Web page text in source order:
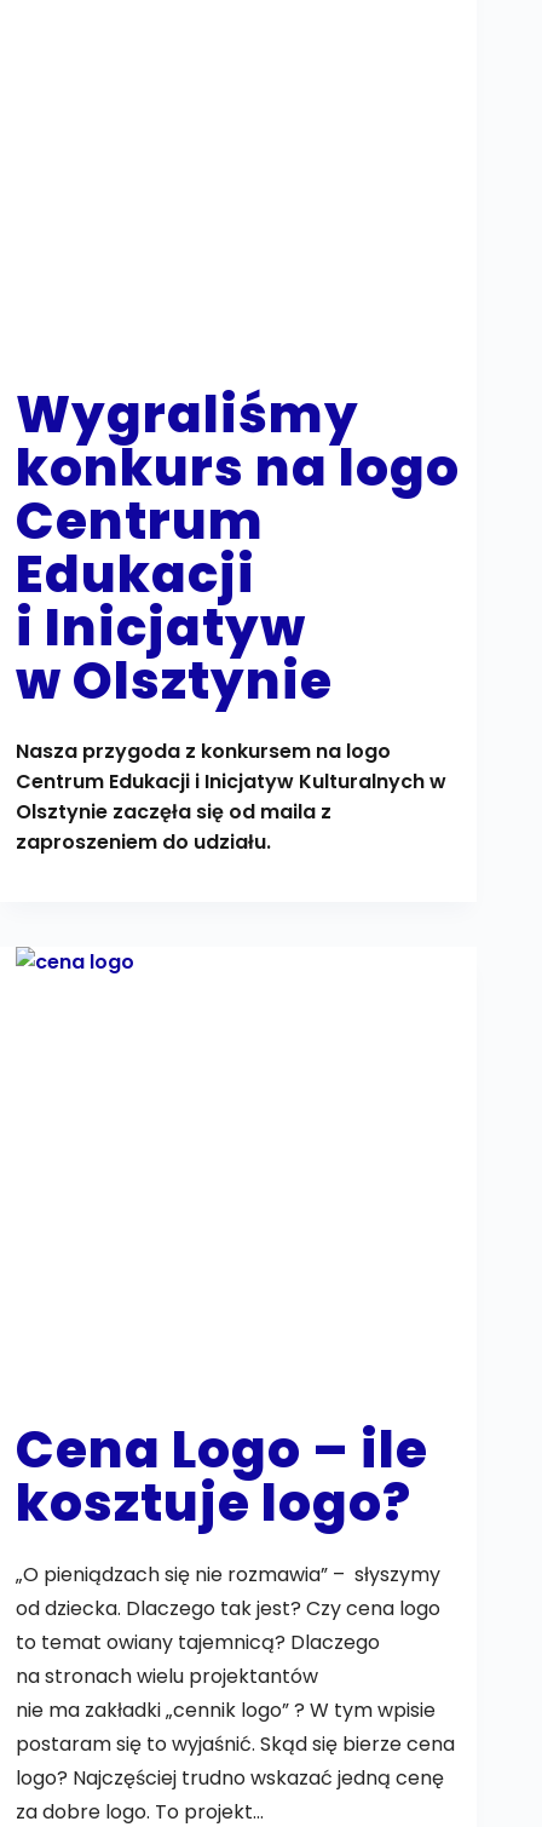
Wygraliśmy
konkurs na logo
Centrum
Edukacji
i Inicjatyw
w Olsztynie
Nasza przygoda z konkursem na logo
Centrum Edukacji i Inicjatyw Kulturalnych w
Olsztynie zaczęła się od maila z
zaproszeniem do udziału.
Cena Logo – ile
kosztuje logo?
„O pieniądzach się nie rozmawia” – słyszymy
od dziecka. Dlaczego tak jest? Czy cena logo
to temat owiany tajemnicą? Dlaczego
na stronach wielu projektantów
nie ma zakładki „cennik logo” ? W tym wpisie
postaram się to wyjaśnić. Skąd się bierze cena
logo? Najczęściej trudno wskazać jedną cenę
za dobre logo. To projekt…